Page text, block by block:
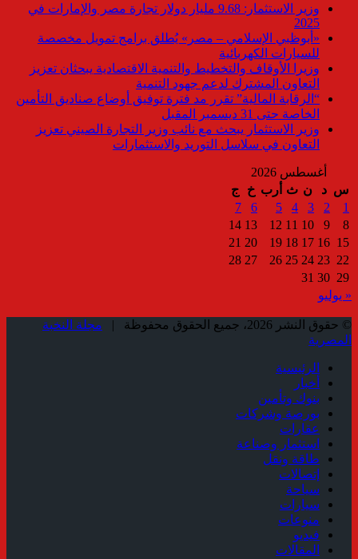
وزير الاستثمار: 9.68 مليار دولار تجارة مصر والإمارات في
2025
«أبوظبي الإسلامي – مصر» يُطلق برامج تمويل مخصصة
للسيارات الكهربائية
وزيرا الأوقاف والتخطيط والتنمية الاقتصادية يبحثان تعزيز
التعاون المشترك لدعم جهود التنمية
“الرقابة المالية” تقرر مد فترة توفيق أوضاع صناديق التأمين
الخاصة حتى 31 ديسمبر المقبل
وزير الاستثمار يبحث مع نائب وزير التجارة الصيني تعزيز
التعاون في سلاسل التوريد والاستثمارات
أغسطس 2026
س د ن ث أرب خ
ج
1
2
3
4
5
6
7
8
9
10
11
12
13
14
15
16
17
18
19
20
21
22
23
24
25
26
27
28
29
30
31
« يوليو
© حقوق النشر 2026، جميع الحقوق محفوظة |
مجلة النخبة
المصرية
الرئيسية
أخبار
بنوك وتأمين
بورصة وشركات
عقارات
استثمار وصناعة
طاقة ونقل
إتصالات
سياحة
سيارات
منوعات
فيديو
المقالات